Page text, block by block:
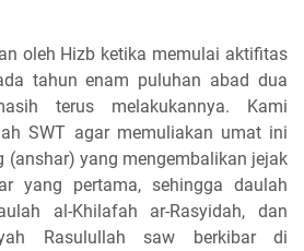
oleh Hizb ketika memulai aktifitas
tahun enam puluhan abad dua
terus melakukannya. Kami
SWT agar memuliakan umat ini
(anshar) yang mengembalikan jejak
yang pertama, sehingga daulah
al-Khilafah ar-Rasyidah, dan
Rasulullah saw berkibar di